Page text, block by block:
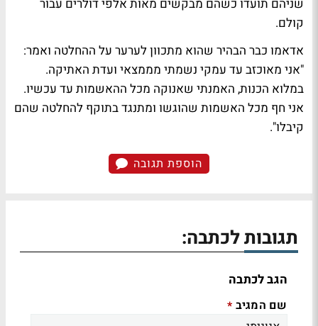
שניהם תועדו כשהם מבקשים מאות אלפי דולרים עבור
קולם.
אדאמו כבר הבהיר שהוא מתכוון לערער על ההחלטה ואמר:
"אני מאוכזב עד עמקי נשמתי מממצאי ועדת האתיקה.
במלוא הכנות, האמנתי שאנוקה מכל ההאשמות עד עכשיו.
אני חף מכל האשמות שהוגשו ומתנגד בתוקף להחלטה שהם
קיבלו".
הוספת תגובה
תגובות לכתבה:
הגב לכתבה
שם המגיב *